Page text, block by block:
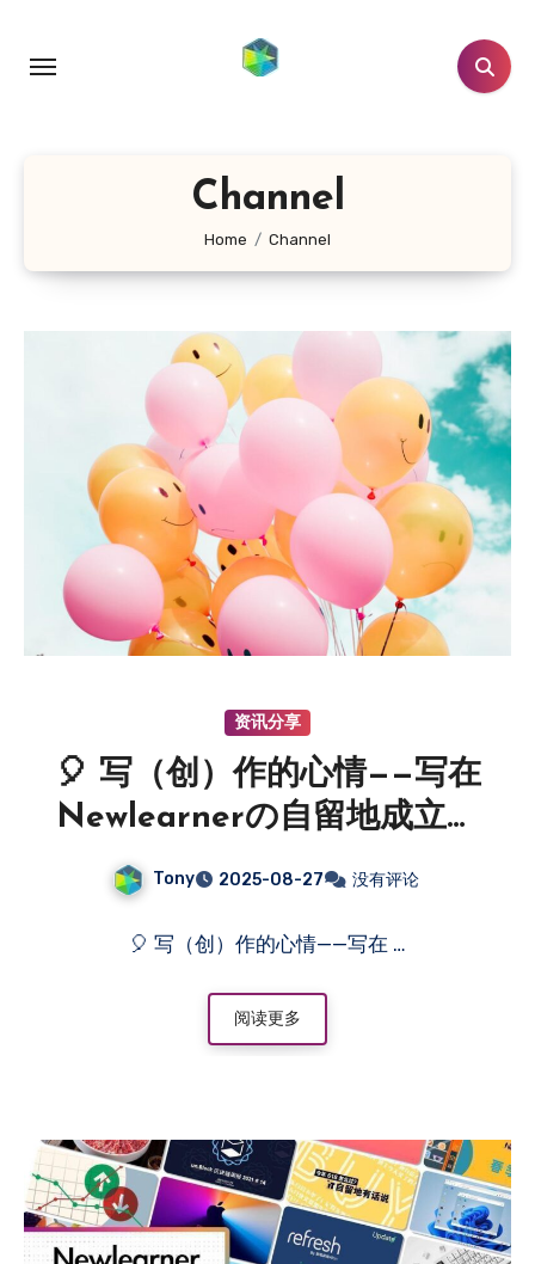
Channel
Home Channel
资讯分享
🎈 写（创）作的心情——写在
Newlearnerの自留地成立六
Tony 2025-08-27 没有评论
🎈 写（创）作的心情——写在 …
阅读更多